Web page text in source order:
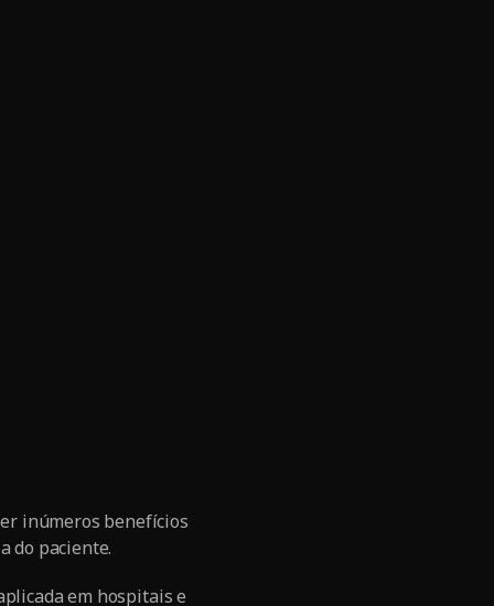
inúmeros benefícios
do paciente.
em hospitais e